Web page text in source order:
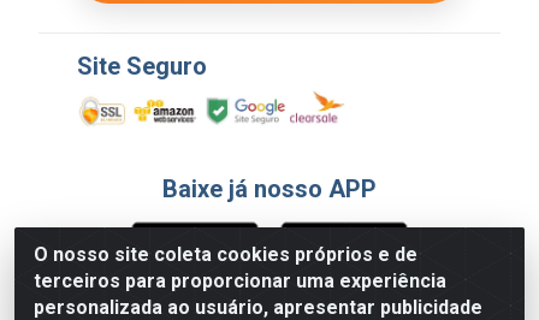
O nosso site coleta cookies próprios e de
terceiros para proporcionar uma experiência
personalizada ao usuário, apresentar publicidade
Site Seguro
Baixe já nosso APP
Formas de Pagamento